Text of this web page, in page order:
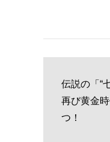
伝説の「“
再び黄金
つ！